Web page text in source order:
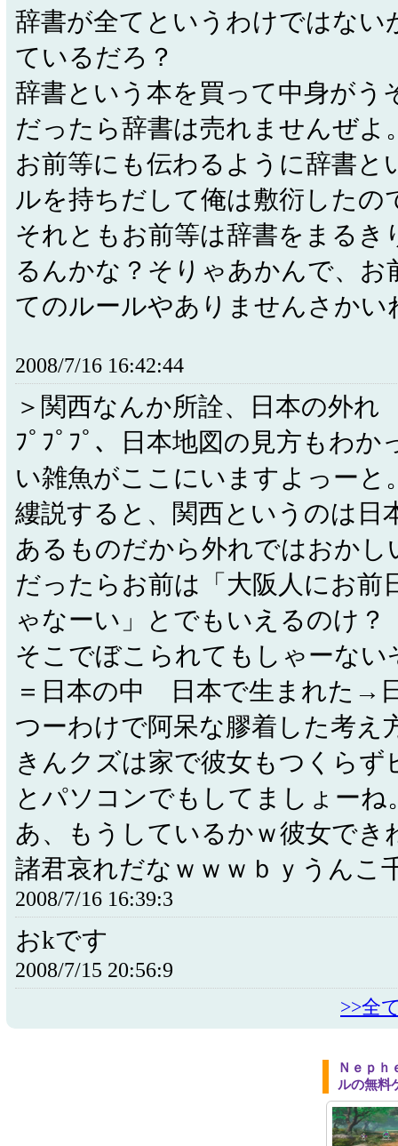
辞書が全てというわけではない
ているだろ？
辞書という本を買って中身がう
だったら辞書は売れませんぜよ
お前等にも伝わるように辞書と
ルを持ちだして俺は敷衍したの
それともお前等は辞書をまるき
るんかな？そりゃあかんで、お
てのルールやありませんさかい
2008/7/16 16:42:44
＞関西なんか所詮、日本の外れ
ﾌﾟﾌﾟﾌﾟ、日本地図の見方もわか
い雑魚がここにいますよっーと
縷説すると、関西というのは日
あるものだから外れではおかし
だったらお前は「大阪人にお前
ゃなーい」とでもいえるのけ？
そこでぼこられてもしゃーない
＝日本の中 日本で生まれた→
つーわけで阿呆な膠着した考え
きんクズは家で彼女もつくらず
とパソコンでもしてましょーね
あ、もうしているかｗ彼女でき
諸君哀れだなｗｗｗｂｙうんこ
2008/7/16 16:39:3
おkです
2008/7/15 20:56:9
>>全
Ｎｅｐｈ
ルの無料